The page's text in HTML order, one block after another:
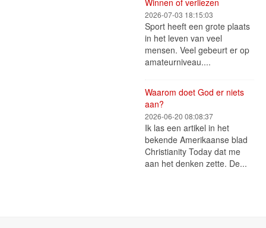
Winnen of verliezen
2026-07-03 18:15:03
Sport heeft een grote plaats
in het leven van veel
mensen. Veel gebeurt er op
amateurniveau....
Waarom doet God er niets
aan?
2026-06-20 08:08:37
Ik las een artikel in het
bekende Amerikaanse blad
Christianity Today dat me
aan het denken zette. De...